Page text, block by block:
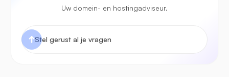
Uw domein- en hostingadviseur.